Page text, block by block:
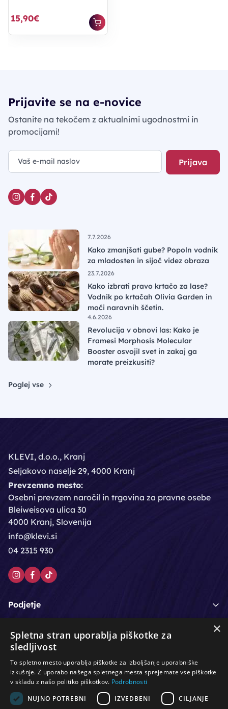
15,90€
Prijavite se na e-novice
Ostanite na tekočem z aktualnimi ugodnostmi in
promocijami!
Prijava
7.7.2026
Kako zmanjšati gube? Popoln vodnik
za mladosten in sijoč videz obraza
23.7.2026
Kako izbrati pravo krtačo za lase?
Vodnik po krtačah Olivia Garden in
moči naravnih ščetin.
4.6.2026
Revolucija v obnovi las: Kako je
Framesi Morphosis Molecular
Booster osvojil svet in zakaj ga
morate preizkusiti?
Poglej vse
KLEVI, d.o.o., Kranj
Seljakovo naselje 29, 4000 Kranj
Prevzemno mesto:
Osebni prevzem naročil in trgovina za pravne osebe
Bleiweisova ulica 30
4000 Kranj, Slovenija
info@klevi.si
04 2315 930
Podjetje
Moj račun
Podpora strankam
Lasje & nega las / Roke & nohti / Orodje - kozmetično /
×
Spletna stran uporablja piškotke za
sledljivost
To spletno mesto uporablja piškotke za izboljšanje uporabniške
izkušnje. Z uporabo našega spletnega mesta sprejemate vse piškotke
v skladu z našo politiko piškotkov. Podrobnosti
NUJNO POTREBNI
IZVEDBENI CILJANJE